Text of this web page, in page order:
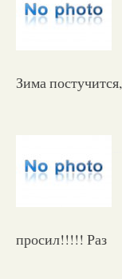
Зима постучится,
просил!!!!! Раз